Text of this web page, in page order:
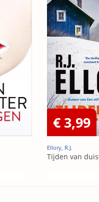
€ 3,99
Ellory, R.J.
Tijden van